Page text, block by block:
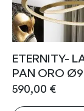
ETERNITY-
PAN ORO
590,00 €